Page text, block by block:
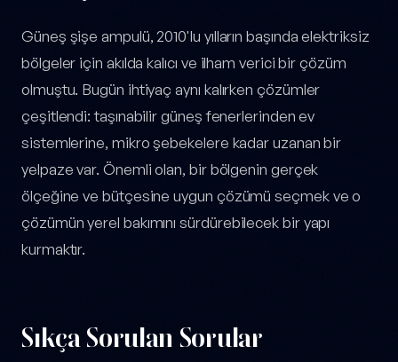
Güneş şişe ampulü, 2010'lu yılların başında elektriksiz
bölgeler için akılda kalıcı ve ilham verici bir çözüm
olmuştu. Bugün ihtiyaç aynı kalırken çözümler
çeşitlendi: taşınabilir güneş fenerlerinden ev
sistemlerine, mikro şebekelere kadar uzanan bir
yelpaze var. Önemli olan, bir bölgenin gerçek
ölçeğine ve bütçesine uygun çözümü seçmek ve o
çözümün yerel bakımını sürdürebilecek bir yapı
kurmaktır.
Sıkça Sorulan Sorular